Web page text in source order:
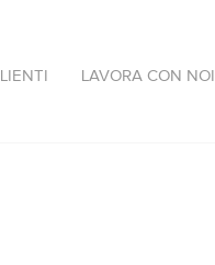
LAVORA CON NOI